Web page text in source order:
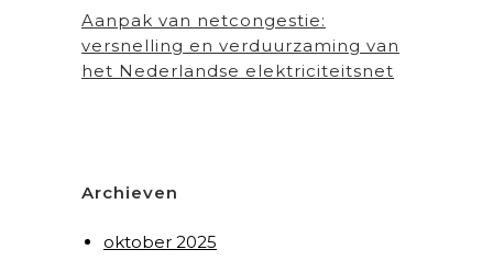
Aanpak van netcongestie:
versnelling en verduurzaming van
het Nederlandse elektriciteitsnet
Archieven
oktober 2025